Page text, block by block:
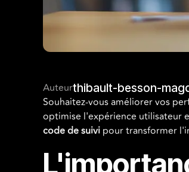
Auteurthibault-besson-
Souhaitez-vous améliorer vos
optimise l'expérience utilisateur
code de suivi pour transformer